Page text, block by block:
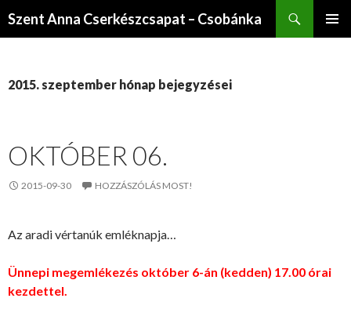
Szent Anna Cserkészcsapat – Csobánka
2015. szeptember hónap bejegyzései
OKTÓBER 06.
2015-09-30 HOZZÁSZÓLÁS MOST!
Az aradi vértanúk emléknapja…
Ünnepi megemlékezés október 6-án (kedden) 17.00 órai
kezdettel.